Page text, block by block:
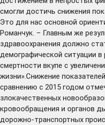
смогли достичь снижения
Это для нас основной
Романчук. – Главным же
здравоохранения должно
демографической ситуации
смертности вкупе с
жизни».Снижение
сравнению с 2015 годом
злокачественных
кровообращения и органов
дорожно-транспортных